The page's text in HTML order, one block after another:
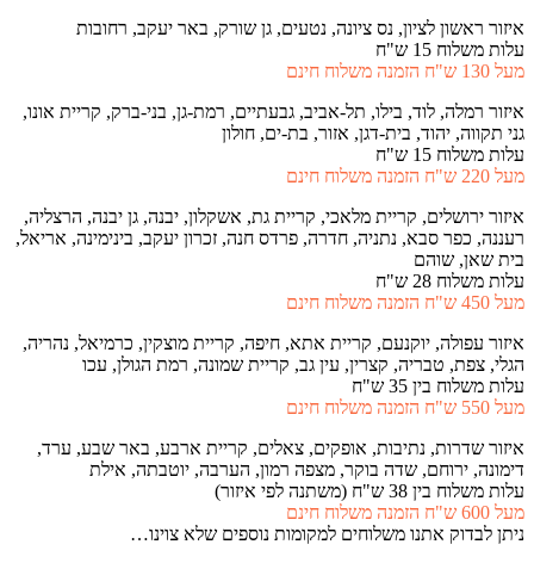
איזור ראשון לציון, נס ציונה, נטעים, גן שורק, באר יעקב, רחובות
עלות משלוח 15 ש"ח
מעל 130 ש"ח הזמנה משלוח חינם
איזור רמלה, לוד, בילו, תל-אביב, גבעתיים, רמת-גן, בני-ברק, קריית אונו,
גני תקווה, יהוד, בית-דגן, אזור, בת-ים, חולון
עלות משלוח 15 ש"ח
מעל 220 ש"ח הזמנה משלוח חינם
איזור ירושלים, קריית מלאכי, קריית גת, אשקלון, יבנה, גן יבנה, הרצליה,
רעננה, כפר סבא, נתניה, חדרה, פרדס חנה, זכרון יעקב, בינימינה, אריאל,
בית שאן, שוהם
עלות משלוח 28 ש"ח
מעל 450 ש"ח הזמנה משלוח חינם
איזור עפולה, יוקנעם, קריית אתא, חיפה, קריית מוצקין, כרמיאל, נהריה,
הגלי, צפת, טבריה, קצרין, עין גב, קריית שמונה, רמת הגולן, עכו
עלות משלוח בין 35 ש"ח
מעל 550 ש"ח הזמנה משלוח חינם
איזור שדרות, נתיבות, אופקים, צאלים, קריית ארבע, באר שבע, ערד,
דימונה, ירוחם, שדה בוקר, מצפה רמון, הערבה, יוטבתה, אילת
עלות משלוח בין 38 ש"ח (משתנה לפי איזור)
מעל 600 ש"ח הזמנה משלוח חינם
ניתן לבדוק אתנו משלוחים למקומות נוספים שלא צוינו…